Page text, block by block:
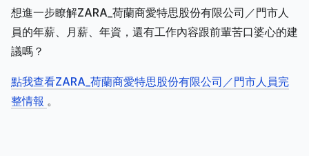
想進一步瞭解ZARA_荷蘭商愛特思股份有限公司／門市人
員的年薪、月薪、年資，還有工作內容跟前輩苦口婆心的建
議嗎？
點我查看ZARA_荷蘭商愛特思股份有限公司／門市人員完
整情報 。